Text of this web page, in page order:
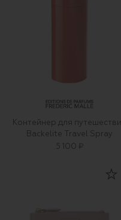
Контейнер для
Backelite Travel Spray
5 100 ₽